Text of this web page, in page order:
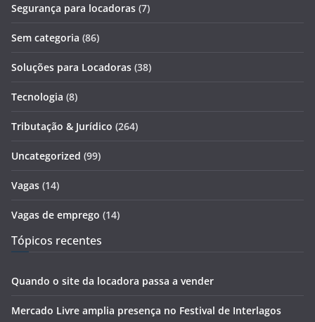
Segurança para locadoras (7)
Sem categoria (86)
Soluções para Locadoras (38)
Tecnologia (8)
Tributação & Jurídico (264)
Uncategorized (99)
Vagas (14)
Vagas de emprego (14)
Tópicos recentes
Quando o site da locadora passa a vender
Mercado Livre amplia presença no Festival de Interlagos